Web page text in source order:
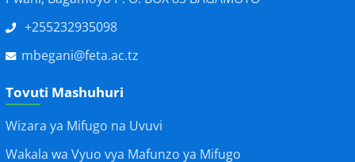
+255232935098
mbegani@feta.ac.tz
Tovuti Mashuhuri
Wizara ya Mifugo na Uvuvi
Wakala wa Vyuo vya Mafunzo ya Mifugo